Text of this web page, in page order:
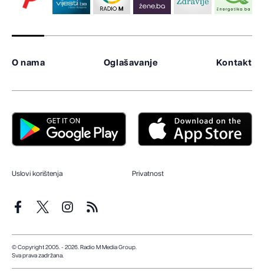
O nama Oglašavanje Kontakt
Uslovi korištenja Privatnost
© Copyright 2005. - 2026. Radio M Media Group.
Sva prava zadržana.